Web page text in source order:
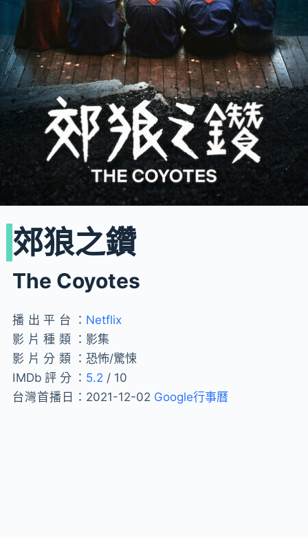
郊狼之鑽
The Coyotes
播出平台： Netflix
影片種類： 影集
影片分類：恐怖/驚悚
IMDb評分： 5.2 / 10
台灣首播日： 2021-12-02 Google行事曆